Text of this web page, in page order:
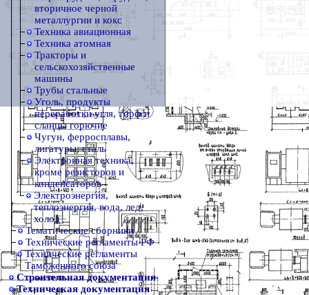
вторичное черной
металлургии и кокс
Техника авиационная
Техника атомная
Тракторы и
сельскохозяйственные
машины
Трубы стальные
Уголь, продукты
переработки угля, торф и
сланцы горючие
Чугун, ферросплавы,
лигатуры, сталь
Электронная техника,
кроме резисторов и
конденсаторов
Электроэнергия,
теплоэнергия, вода, лед,
холод
Тематические сборники
Технические регламенты РФ
Технические регламенты
Таможенного союза
Строительная документация
Техническая документация